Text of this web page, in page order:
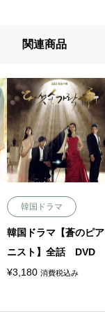
関連商品
韓国ドラマ
韓国ドラマ【蒼のピア
ニスト】全話 DVD
¥3,180 消費税込み